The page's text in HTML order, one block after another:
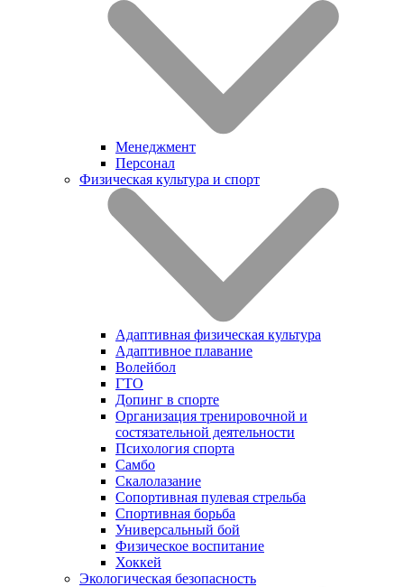
Менеджмент
Персонал
Физическая культура и спорт
Адаптивная физическая культура
Адаптивное плавание
Волейбол
ГТО
Допинг в спорте
Организация тренировочной и
состязательной деятельности
Психология спорта
Самбо
Скалолазание
Сопортивная пулевая стрельба
Спортивная борьба
Универсальный бой
Физическое воспитание
Хоккей
Экологическая безопасность